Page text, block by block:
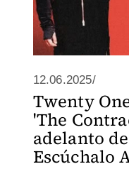
12.06.2025/
Twenty
'The
adelanto
Escúchalo